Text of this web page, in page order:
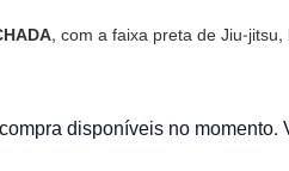
, com a faixa preta de Jiu-jitsu,
disponíveis no momento.